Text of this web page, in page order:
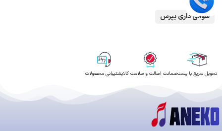
سوالی داری بپرس
تحویل سریع با پستضمانت اصالت و سلامت کالاپشتیبانی محصولات